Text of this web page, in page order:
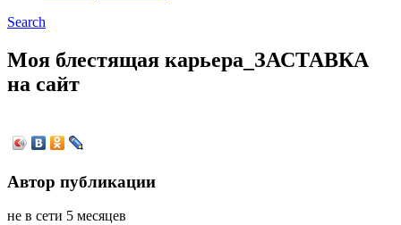
Search
Моя блестящая карьера_ЗАСТАВКА
на сайт
Автор публикации
не в сети 5 месяцев